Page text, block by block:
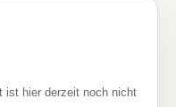
ist hier derzeit noch nicht